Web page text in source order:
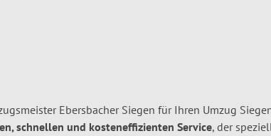
Ebersbacher Siegen für Ihren Umzug
schnellen und kosteneffizienten Service, der